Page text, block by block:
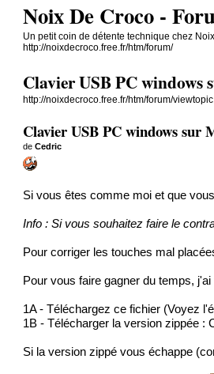
Noix De Croco -
Un petit coin de détente technique chez
http://noixdecroco.free.fr/htm/forum/
Clavier USB PC windows
http://noixdecroco.free.fr/htm/forum/
Clavier USB PC windows sur
deCedric
Si vous êtes comme moi et que
Info : Si vous souhaitez faire le
Pour corriger les touches mal
Pour vous faire gagner du temps,
1A - Téléchargez ce fichier (Voyez
1B - Télécharger la version zippée :
Si la version zippé vous échappe